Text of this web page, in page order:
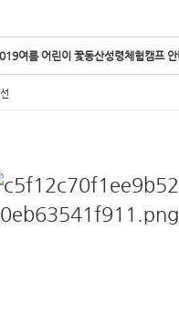
여름 어린이 꽃동산성령체험캠프
5